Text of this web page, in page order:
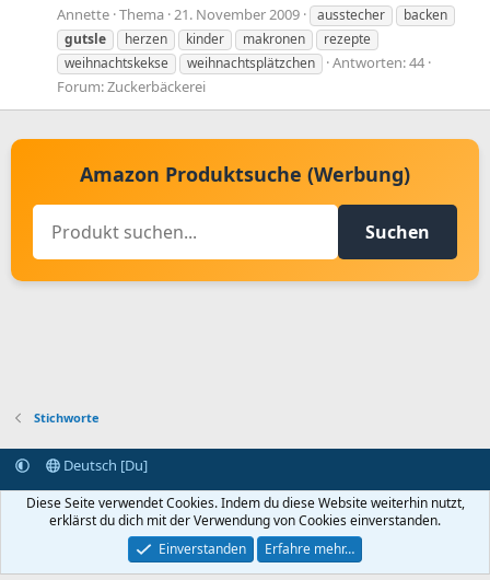
Annette Thema 21. November 2009 ausstecher
backen
gutsle
herzen kinder makronen
rezepte
weihnachtskekse
weihnachtsplätzchen
Antworten: 44
Forum:Zuckerbäckerei
Amazon Produktsuche (Werbung)
Suchen
Stichworte
Deutsch [Du]
Kontakt aufnehmen
Bedingungen und Regeln
Datenschutz
Startseite
R
S
Community platform by XenForo® © 2010-2024 XenForo Ltd.
Diese Seite verwendet Cookies. Indem du diese Website weiterhin nutzt,
erklärst du dich mit der Verwendung von Cookies einverstanden.
Einverstanden
Erfahre mehr…